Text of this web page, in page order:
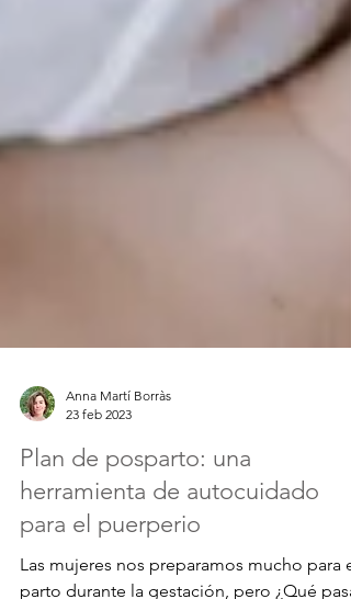
Anna Martí Borràs
23 feb 2023
Plan de posparto: una
herramienta de autocuidado
para el puerperio